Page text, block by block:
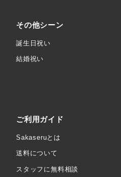
その他シーン
誕生日祝い
結婚祝い
ご利用ガイド
Sakaseruとは
送料について
スタッフに無料相談